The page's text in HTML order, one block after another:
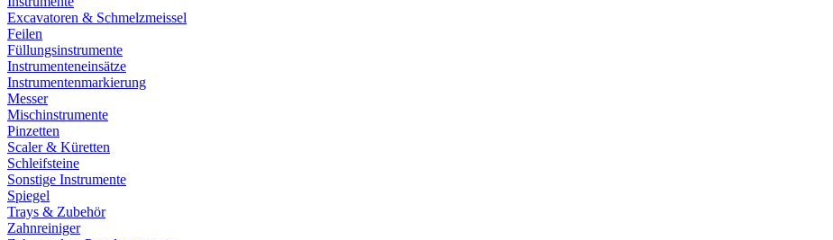
Excavatoren & Schmelzmeissel
Feilen
Füllungsinstrumente
Instrumenteneinsätze
Instrumentenmarkierung
Messer
Mischinstrumente
Pinzetten
Scaler & Küretten
Schleifsteine
Sonstige Instrumente
Spiegel
Trays & Zubehör
Zahnreiniger